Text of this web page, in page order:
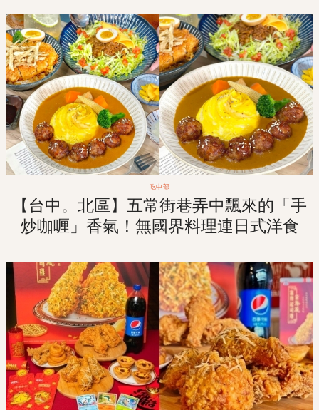
吃中部
【台中。北區】五常街巷弄中飄來的「手
炒咖喱」香氣！無國界料理連日式洋食